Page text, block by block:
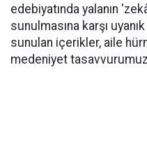
edebiyatında yalanın
sunulmasına karşı
sunulan içerikler, aile
medeniyet